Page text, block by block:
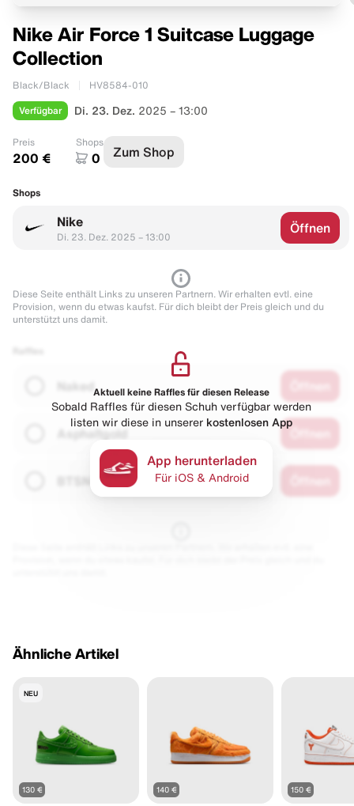
Nike Air Force 1 Suitcase Luggage
Collection
Black/Black HV8584-010
Verfügbar Di. 23. Dez. 2025 – 13:00
Preis
200 €
Shops
0 Zum Shop
Shops
Nike
Di. 23. Dez. 2025 – 13:00
Öffnen
Diese Seite enthält Links zu unseren Partnern. Wir erhalten evtl. eine
Provision, wenn du etwas kaufst. Für dich bleibt der Preis gleich und du
unterstützt uns damit.
Naked
Asphaltgold
Aktuell keine Raffles für diesen Release
Sobald Raffles für diesen Schuh verfügbar werden
listen wir diese in unserer kostenlosen App
App herunterladen
Für iOS & Android
Ähnliche Artikel
NEU
130 € 140 € 150 €